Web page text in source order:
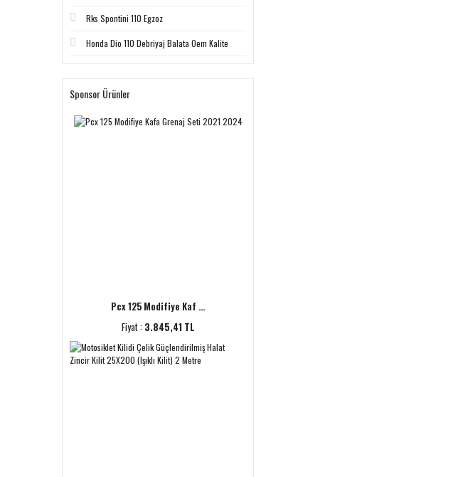
Rks Spontini 110 Egzoz
Honda Dio 110 Debriyaj Balata Oem Kalite
Sponsor Ürünler
Pcx 125 Modifiye Kaf ...
Fiyat : 3.845,41 TL